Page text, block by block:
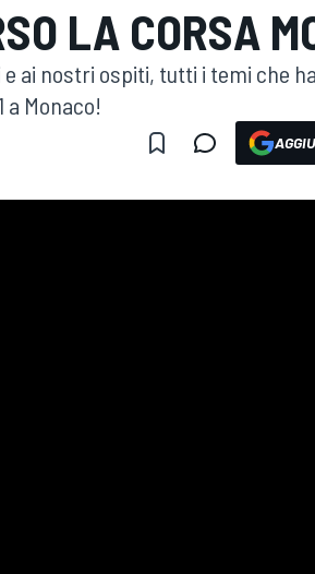
LA CORSA
e ai nostri ospiti, tutti i temi che
Monaco!